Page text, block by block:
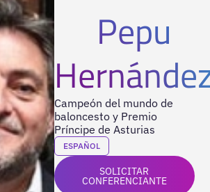
Pepu
Campeón del mundo de
baloncesto y Premio
Príncipe de Asturias
ESPAÑOL
SOLICITAR
CONFERENCIANTE